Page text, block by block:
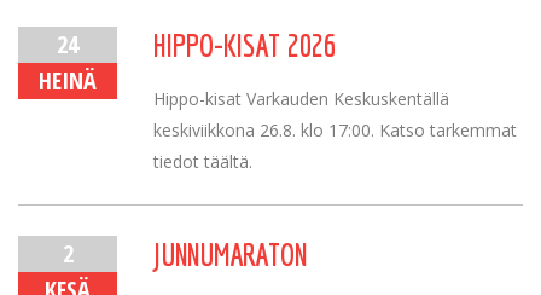
24
HEINÄ
HIPPO-KISAT 2026
Hippo-kisat Varkauden Keskuskentällä
keskiviikkona 26.8. klo 17:00. Katso tarkemmat
tiedot täältä.
2
JUNNUMARATON